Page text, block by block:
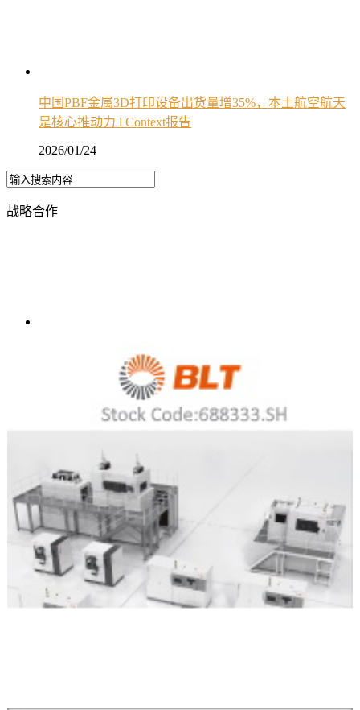
中国PBF金属3D打印设备出货量增35%，本土航空航天
是核心推动力 l Context报告
2026/01/24
战略合作